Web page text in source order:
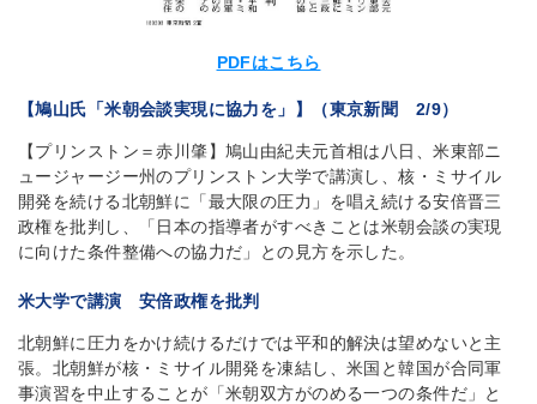
PDFはこちら
【鳩山氏「米朝会談実現に協力を」】（東京新聞 2/9）
【プリンストン＝赤川肇】鳩山由紀夫元首相は八日、米東部ニ
ュージャージー州のプリンストン大学で講演し、核・ミサイル
開発を続ける北朝鮮に「最大限の圧力」を唱え続ける安倍晋三
政権を批判し、「日本の指導者がすべきことは米朝会談の実現
に向けた条件整備への協力だ」との見方を示した。
米大学で講演 安倍政権を批判
北朝鮮に圧力をかけ続けるだけでは平和的解決は望めないと主
張。北朝鮮が核・ミサイル開発を凍結し、米国と韓国が合同軍
事演習を中止することが「米朝双方がのめる一つの条件だ」と